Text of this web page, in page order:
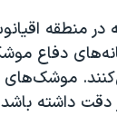
منطقه
دفاع